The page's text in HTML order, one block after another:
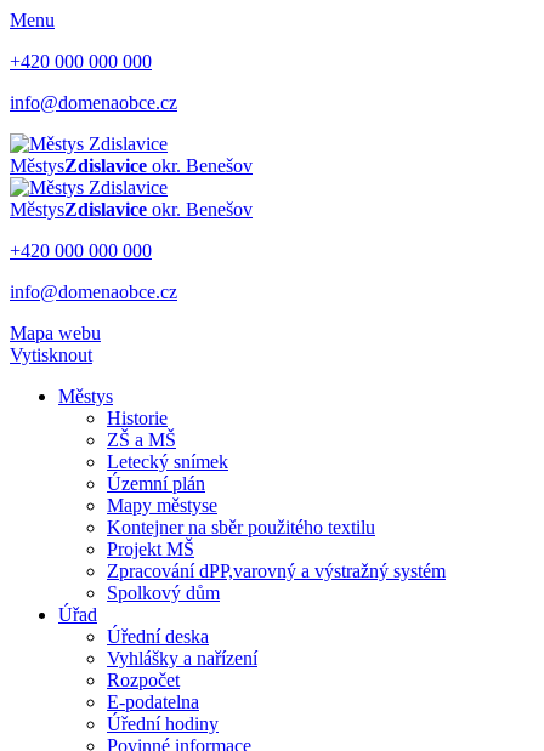
Menu
+420 000 000 000
info@domenaobce.cz
MěstysZdislavice okr. Benešov
MěstysZdislavice okr. Benešov
+420 000 000 000
info@domenaobce.cz
Mapa webu
Vytisknout
Městys
Historie
ZŠ a MŠ
Letecký snímek
Územní plán
Mapy městyse
Kontejner na sběr použitého textilu
Projekt MŠ
Zpracování dPP,varovný a výstražný systém
Spolkový dům
Úřad
Úřední deska
Vyhlášky a nařízení
Rozpočet
E-podatelna
Úřední hodiny
Povinné informace